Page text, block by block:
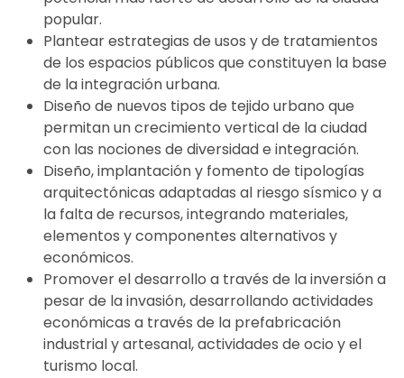
popular.
Plantear estrategias de usos y de tratamientos
de los espacios públicos que constituyen la base
de la integración urbana.
Diseño de nuevos tipos de tejido urbano que
permitan un crecimiento vertical de la ciudad
con las nociones de diversidad e integración.
Diseño, implantación y fomento de tipologías
arquitectónicas adaptadas al riesgo sísmico y a
la falta de recursos, integrando materiales,
elementos y componentes alternativos y
económicos.
Promover el desarrollo a través de la inversión a
pesar de la invasión, desarrollando actividades
económicas a través de la prefabricación
industrial y artesanal, actividades de ocio y el
turismo local.